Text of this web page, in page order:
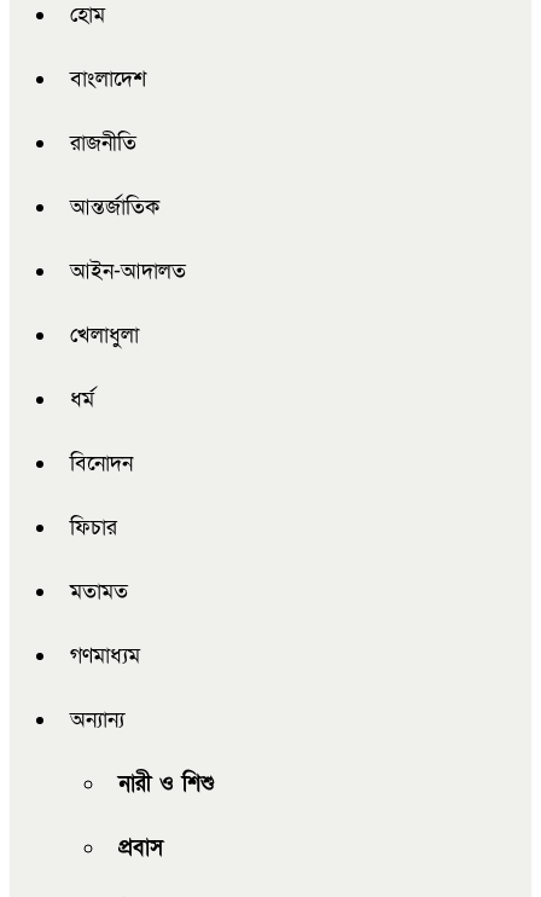
হোম
বাংলাদেশ
রাজনীতি
আন্তর্জাতিক
আইন-আদালত
খেলাধুলা
ধর্ম
বিনোদন
ফিচার
মতামত
গণমাধ্যম
অন্যান্য
নারী ও শিশু
প্রবাস